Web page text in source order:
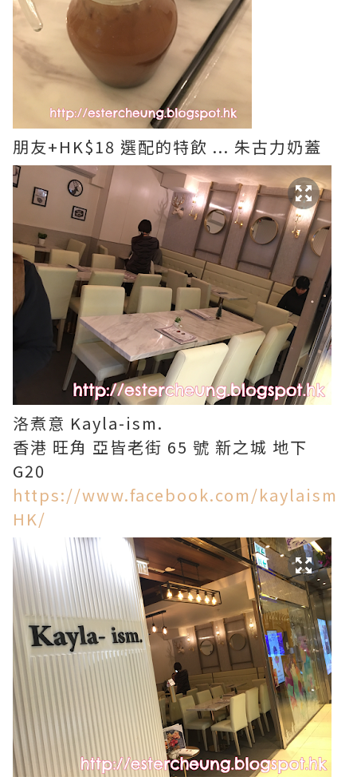
朋友+HK$18 選配的特飲 ... 朱古力奶蓋
洛煮意 Kayla-ism.
香港 旺角 亞皆老街 65 號 新之城 地下
G20
https://www.facebook.com/kaylaism
HK/